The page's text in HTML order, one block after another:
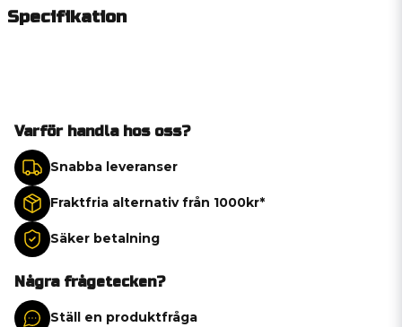
Specifikation
Varför handla hos oss?
Snabba leveranser
Fraktfria alternativ från 1000kr*
Säker betalning
Några frågetecken?
Ställ en produktfråga